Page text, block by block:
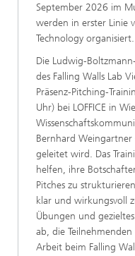
September 2026 im
werden in erster Linie
Technology organisiert.
Die Ludwig-
des Falling Walls Lab
Präsenz-Pitching-
Uhr) bei LOFFICE in
Bernhard Weingartner
geleitet wird. Das
helfen, ihre
Pitches zu
klar und wirkungsvoll
Übungen und
ab, die
Arbeit beim Falling